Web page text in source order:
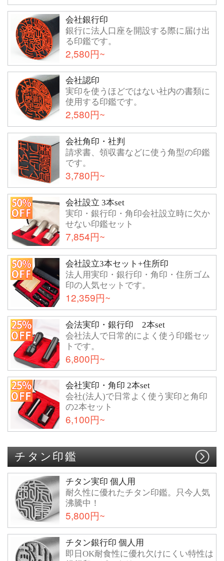
会社銀行印
銀行に法人口座を開設する際に届け出
る印鑑です。
2,580円~
会社認印
実印を使うほどではない社内の書類に
使用する印鑑です。
2,580円~
会社角印・社判
請求書、領収書などに使う角型の印鑑
です。
3,780円~
会社設立 3本set
実印・銀行印・角印会社設立時に欠か
せない印鑑セット
7,854円~
会社設立3本セット+住所印
法人用実印・銀行印・角印・住所ゴム
印の人気セットです。
12,359円~
会法実印・銀行印 2本set
会社法人で日常的によく使う印鑑セッ
トです。
6,800円~
会社実印・角印 2本set
会社(法人)で日常よく使う実印と角印
の2本セット
6,100円~
チタン印鑑
チタン実印 個人用
耐久性に優れたチタン印鑑。只今人気
沸騰中！
5,800円~
チタン銀行印 個人用
即日OK耐食性に優れ欠けにくい特性は